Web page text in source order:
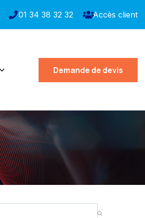
01 34 38 32 32 Accès client
Demande de devis